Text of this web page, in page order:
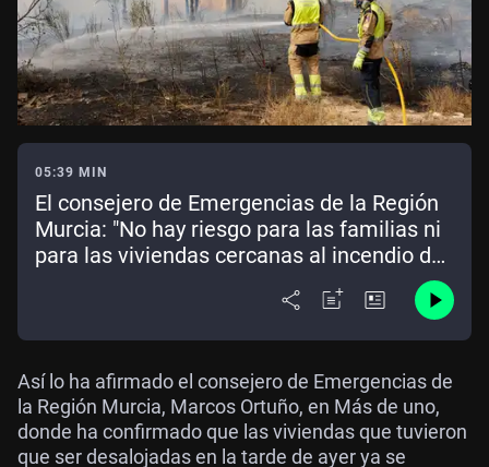
05:39 MIN
El consejero de Emergencias de la Región
Murcia: "No hay riesgo para las familias ni
para las viviendas cercanas al incendio de
Así lo ha afirmado el consejero de Emergencias de
la Región Murcia, Marcos Ortuño, en Más de uno,
donde ha confirmado que las viviendas que tuvieron
que ser desalojadas en la tarde de ayer ya se